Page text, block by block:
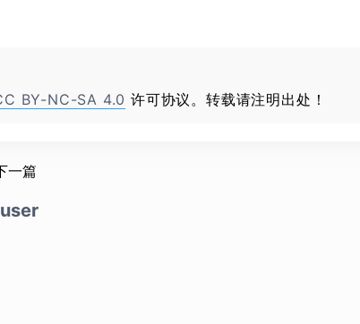
BY-NC-SA 4.0 许可协议。转载请注明出处！
一篇